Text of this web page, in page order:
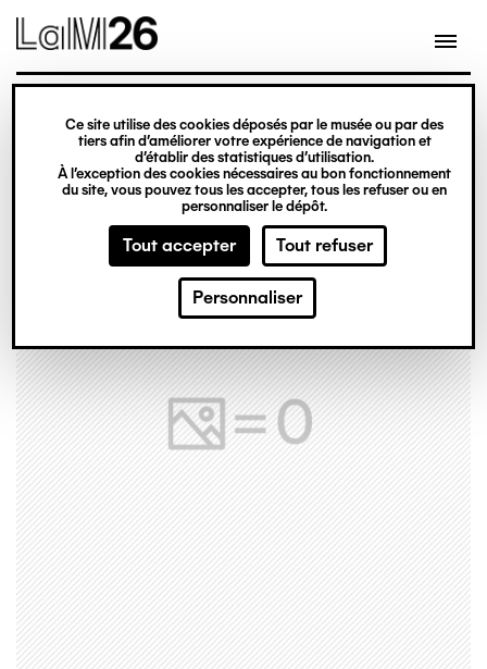
Gestion des cookies
Ce site utilise des cookies déposés par le musée ou par des
tiers afin d’améliorer votre expérience de navigation et
d’établir des statistiques d’utilisation.
À l’exception des cookies nécessaires au bon fonctionnement
du site, vous pouvez tous les accepter, tous les refuser ou en
personnaliser le dépôt.
Tout accepter Tout refuser
Personnaliser
contenu